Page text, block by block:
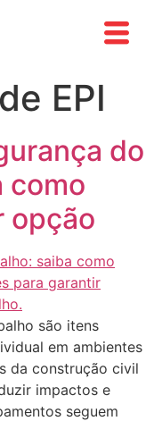
EPI
do
como
opção
são itens
em ambientes
da construção civil
impactos e
seguem